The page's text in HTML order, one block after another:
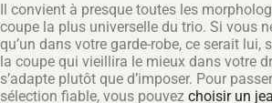
Il convient à presque toutes les
coupe la plus universelle du trio. Si vous
qu’un dans votre garde-robe, ce serait lui,
la coupe qui vieillira le mieux dans votre
s’adapte plutôt que d’imposer. Pour
sélection fiable, vous pouvez choisir un